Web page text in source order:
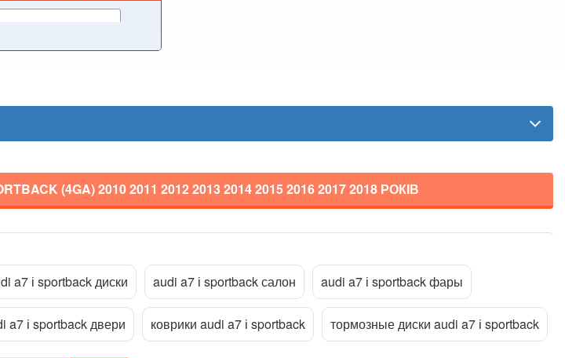
(4GA)2010 2011 2012 2013 2014 2015 2016 2017 2018 РОКІВ
a7 і sportback диски audi a7 і sportback салон audi a7 і sportback фары
a7 і sportback двери коврики audi a7 і sportback тормозные диски audi a7 і sportback